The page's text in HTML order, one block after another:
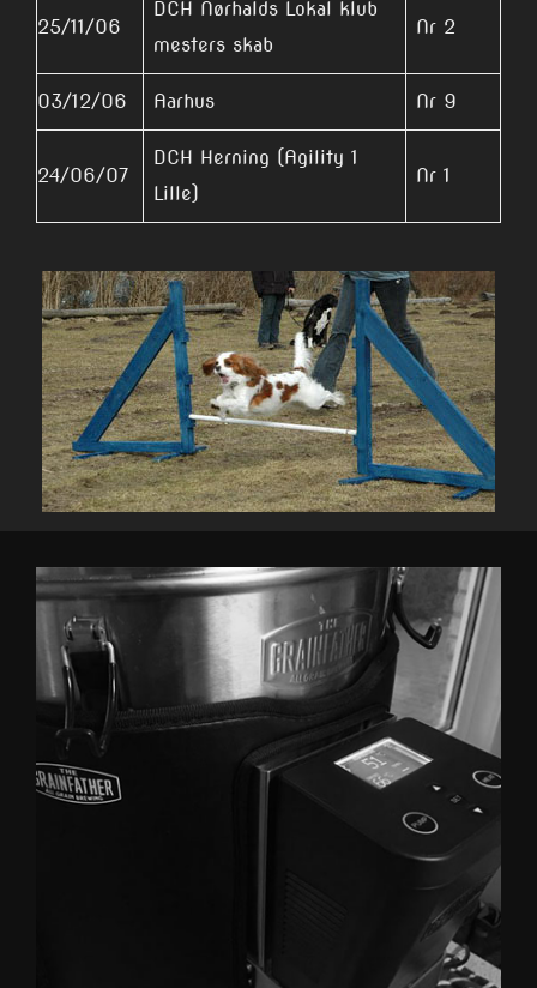
25/11/06
DCH Nørhalds Lokal klub
mesters skab
Nr 2
03/12/06 Aarhus Nr 9
24/06/07
DCH Herning (Agility 1
Lille)
Nr 1